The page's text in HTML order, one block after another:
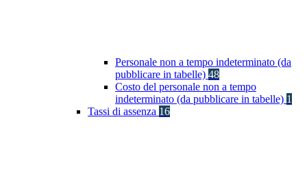
Personale non a tempo indeterminato (da
pubblicare in tabelle) 48
Costo del personale non a tempo
indeterminato (da pubblicare in tabelle) 1
Tassi di assenza 16